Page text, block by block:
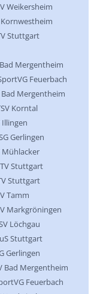
Feuerbach
Korntal
Mergentheim
Feuerbach